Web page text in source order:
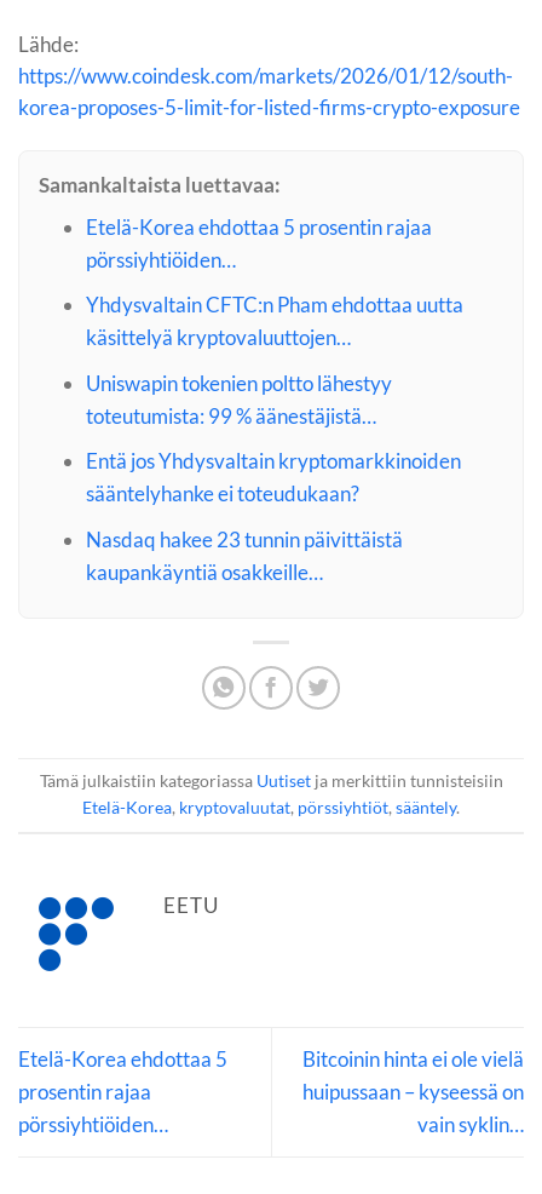
Lähde:
https://www.coindesk.com/markets/2026/01/12/south-
korea-proposes-5-limit-for-listed-firms-crypto-exposure
Samankaltaista luettavaa:
Etelä-Korea ehdottaa 5 prosentin rajaa
pörssiyhtiöiden…
Yhdysvaltain CFTC:n Pham ehdottaa uutta
käsittelyä kryptovaluuttojen…
Uniswapin tokenien poltto lähestyy
toteutumista: 99 % äänestäjistä…
Entä jos Yhdysvaltain kryptomarkkinoiden
sääntelyhanke ei toteudukaan?
Nasdaq hakee 23 tunnin päivittäistä
kaupankäyntiä osakkeille…
Tämä julkaistiin kategoriassa Uutisetja merkittiin tunnisteisiin
Etelä-Korea, kryptovaluutat, pörssiyhtiöt, sääntely.
EETU
Etelä-Korea ehdottaa 5
prosentin rajaa
pörssiyhtiöiden…
Bitcoinin hinta ei ole vielä
huipussaan – kyseessä on
vain syklin…